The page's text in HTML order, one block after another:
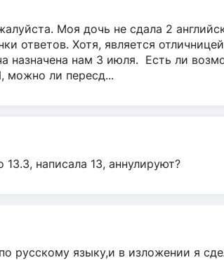
Моя дочь не сдала 2
ответов. Хотя, является
назначена нам 3 июля. Есть ли
можно ли пересд...
написала 13, аннулируют?
русскому языку,и в изложении я